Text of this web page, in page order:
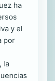
ha
y el
por
la